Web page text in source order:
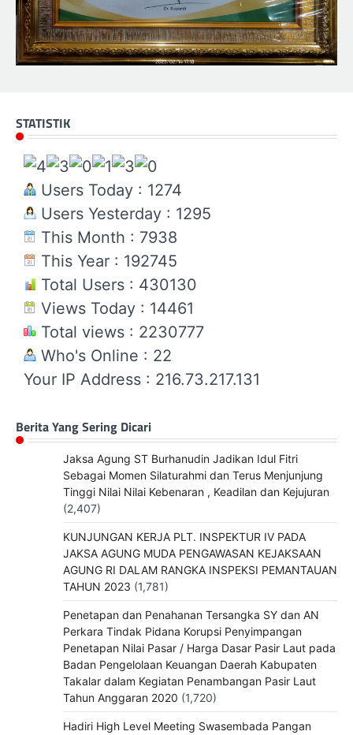
STATISTIK
Users Today : 1274
Users Yesterday : 1295
This Month : 7938
This Year : 192745
Total Users : 430130
Views Today : 14461
Total views : 2230777
Who's Online : 22
Your IP Address : 216.73.217.131
Berita Yang Sering Dicari
Jaksa Agung ST Burhanudin Jadikan Idul Fitri
Sebagai Momen Silaturahmi dan Terus Menjunjung
Tinggi Nilai Nilai Kebenaran , Keadilan dan Kejujuran
(2,407)
KUNJUNGAN KERJA PLT. INSPEKTUR IV PADA
JAKSA AGUNG MUDA PENGAWASAN KEJAKSAAN
AGUNG RI DALAM RANGKA INSPEKSI PEMANTAUAN
TAHUN 2023 (1,781)
Penetapan dan Penahanan Tersangka SY dan AN
Perkara Tindak Pidana Korupsi Penyimpangan
Penetapan Nilai Pasar / Harga Dasar Pasir Laut pada
Badan Pengelolaan Keuangan Daerah Kabupaten
Takalar dalam Kegiatan Penambangan Pasir Laut
Tahun Anggaran 2020 (1,720)
Hadiri High Level Meeting Swasembada Pangan